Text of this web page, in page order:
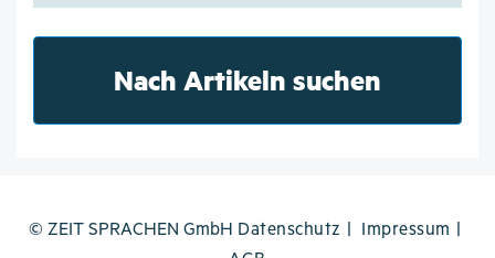
Nach Artikeln suchen
© ZEIT SPRACHEN GmbH Datenschutz
Impressum